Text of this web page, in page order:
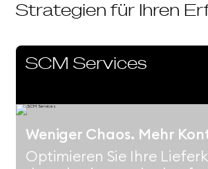
Strategien für Ihren
SCM Services
Weniger Chaos. Mehr
Optimieren Sie Ihre